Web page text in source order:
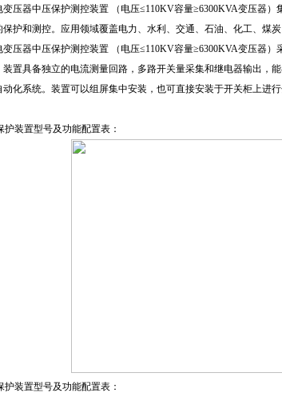
压器中压保护测控装置 （电压≤110KV容量≥6300KVA变压器
护和测控。应用领域覆盖电力、水利、交通、石油、化工、煤炭
压器中压保护测控装置 （电压≤110KV容量≥6300KVA变压器
置具备独立的电流测量回路，多路开关量采集和继电器输出，
动化系统。装置可以组屏集中安装，也可直接安装于开关柜上进行
护装置型号及功能配置表：
护装置型号及功能配置表：